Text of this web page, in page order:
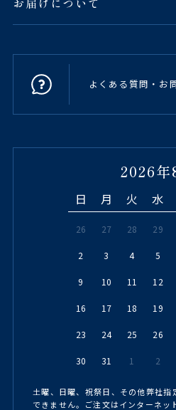
よくある質問・お
2026年
日 月 火 水
26 27 28 29
2 3 4 5
9 10 11 12
16 17 18 19
23 24 25 26
30 31 1 2
土曜、日曜、祝祭日、その他弊社
できません。ご注文はインターネッ